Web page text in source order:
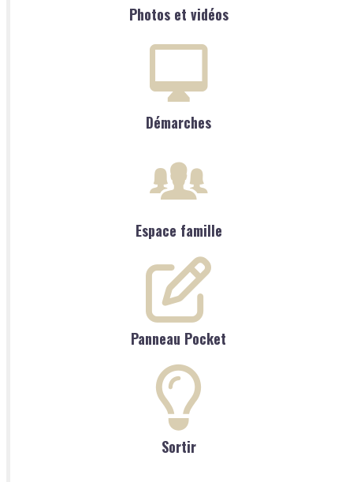
Photos et vidéos
Démarches
Espace famille
Panneau Pocket
Sortir